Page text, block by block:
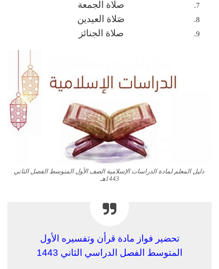
صلاة الجمعة
صَلاة العيدين
صلاة الجنائز
دليل المعلم لمادة الدراسات الإسلامية الصف الأول المتوسط الفصل الثاني
1443هـ
تحضير فواز مادة قرأن وتفسيره الأول
المتوسط الفصل الدراسي الثاني 1443